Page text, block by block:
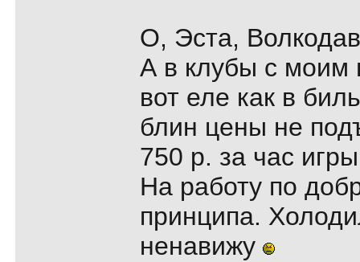
О, Эста,
А в клубы с моим
вот еле как в
блин цены не
750 р. за час
На работу по
принципа.
ненавижу